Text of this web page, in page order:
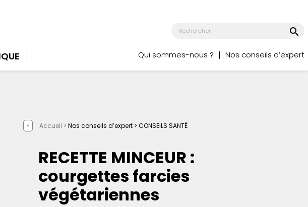
search
Qui sommes-nous ? Nos conseils d’expert
< Accueil >Nos conseils d’expert >CONSEILS SANTÉ
RECETTE MINCEUR :
courgettes farcies
végétariennes